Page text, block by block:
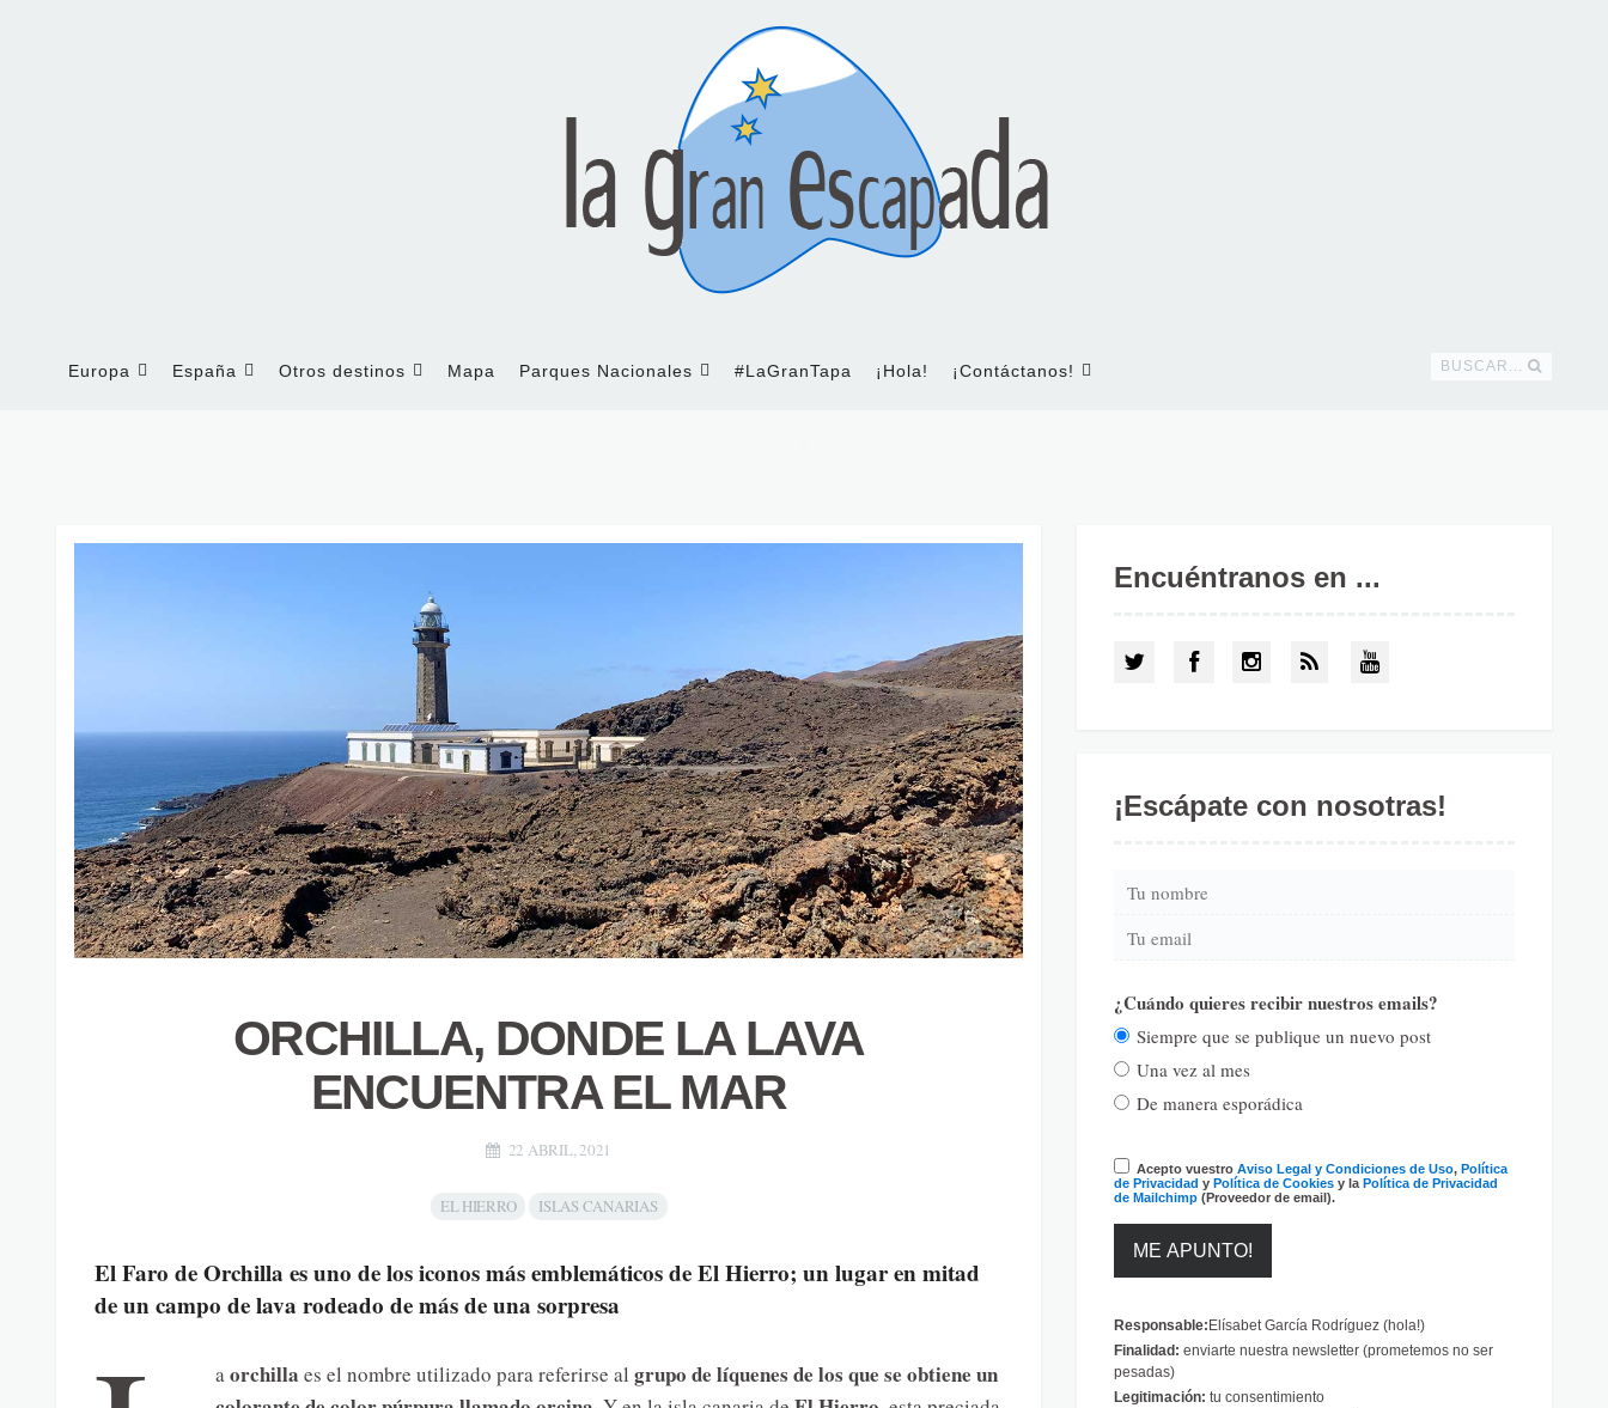
Europa España Otros destinos Mapa Parques Nacionales #LaGranTapa ¡Hola! ¡Contáctanos! BUSCAR...
ORCHILLA, DONDE LA LAVA
ENCUENTRA EL MAR
22 ABRIL, 2021
EL HIERRO ISLAS CANARIAS
El Faro de Orchilla es uno de los iconos más emblemáticos de El Hierro; un lugar en mitad
de un campo de lava rodeado de más de una sorpresa
aorchilla es el nombre utilizado para referirse al grupo de líquenes de los que se obtiene un
Encuéntranos en ...
¡Escápate con nosotras!
¿Cuándo quieres recibir nuestros emails?
Siempre que se publique un nuevo post
Una vez al mes
De manera esporádica
Acepto vuestroAviso Legal y Condiciones de Uso,Política
de Privacidad yPolítica de Cookies y laPolítica de Privacidad
de Mailchimp (Proveedor de email).
Responsable: Elísabet García Rodríguez (hola!)
Finalidad:enviarte nuestra newsletter (prometemos no ser
pesadas)
Legitimación:tu consentimiento